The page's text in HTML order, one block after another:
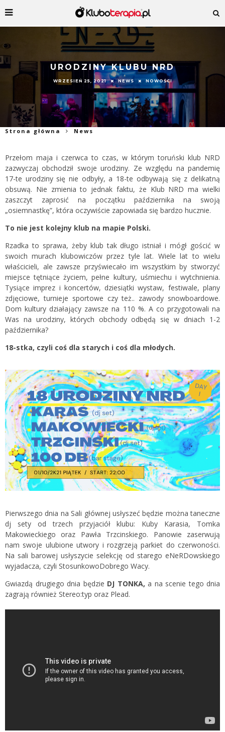
URODZINY KLUBU NRD
WRZESIEŃ 25, 2021 NEWS NOWOŚCI
Strona główna News
Przełom maja i czerwca to czas, w którym toruński klub NRD
zazwyczaj obchodził swoje urodziny. Ze względu na pandemię
17-te urodziny się nie odbyły, a 18-te odbywają się z delikatną
obsuwą. Nie zmienia to jednak faktu, że Klub NRD ma wielki
zaszczyt zaprosić na początku października na swoją
„osiemnastkę”, która oczywiście zapowiada się bardzo hucznie.
To nie jest kolejny klub na mapie Polski.
Rzadka to sprawa, żeby klub tak długo istniał i mógł gościć w
swoich murach klubowiczów przez tyle lat. Wiele lat to wielu
właścicieli, ale zawsze przyświecało im wszystkim by stworzyć
miejsce tętniące życiem, pełne kultury, uśmiechu i wytchnienia.
Tysiące imprez i koncertów, dziesiątki wystaw, festiwale, plany
zdjęciowe, turnieje sportowe czy też.. zawody snowboardowe.
Dom kultury działający zawsze na 110 %. A co przygotowali na
Was na urodziny, których obchody odbędą się w dniach 1-2
października?
18-stka, czyli coś dla starych i coś dla młodych.
Pierwszego dnia na Sali głównej usłyszeć będzie można taneczne
dj sety od trzech przyjaciół klubu: Kuby Karasia, Tomka
Makowieckiego oraz Pawła Trzcinskiego. Panowie zaserwują
nam swoje ulubione utwory i rozgrzeją parkiet do czerwoności.
Na sali barowej usłyszycie selekcję od starego eNeRDowskiego
wyjadacza, czyli StosunkowoDobrego Wacy.
Gwiazdą drugiego dnia będzie DJ TONKA, a na scenie tego dnia
zagrają również Stereo:typ oraz Plead.